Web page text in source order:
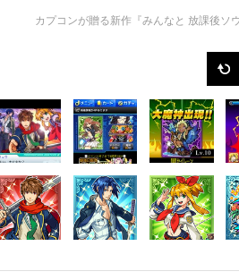
カプコンが贈る新作『みんなと 放課後